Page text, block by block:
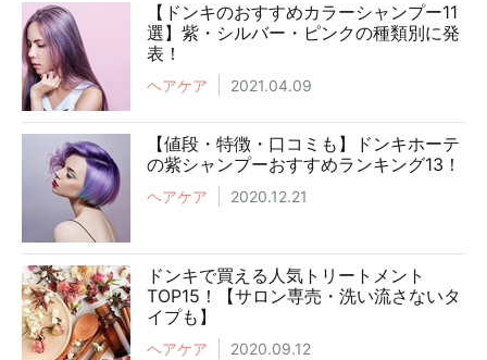
【ドンキのおすすめカラーシャンプー11
選】紫・シルバー・ピンクの種類別に発
表！
ヘアケア 2021.04.09
【値段・特徴・口コミも】ドンキホーテ
の紫シャンプーおすすめランキング13！
ヘアケア 2020.12.21
ドンキで買える人気トリートメント
TOP15！【サロン専売・洗い流さないタ
イプも】
ヘアケア 2020.09.12